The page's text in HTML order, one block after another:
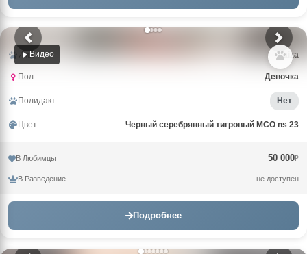
Видео
Имя Laiza
Пол Девочка
Полидакт Нет
Цвет Черный серебрянный тигровый MCO ns 23
В Любимцы 50 000₽
В Разведение не доступен
Подробнее